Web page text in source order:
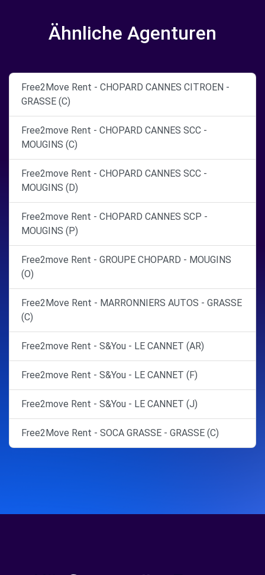
Ähnliche Agenturen
Free2Move Rent - CHOPARD CANNES CITROEN -
GRASSE (C)
Free2move Rent - CHOPARD CANNES SCC -
MOUGINS (C)
Free2move Rent - CHOPARD CANNES SCC -
MOUGINS (D)
Free2move Rent - CHOPARD CANNES SCP -
MOUGINS (P)
Free2move Rent - GROUPE CHOPARD - MOUGINS
(O)
Free2Move Rent - MARRONNIERS AUTOS - GRASSE
(C)
Free2move Rent - S&You - LE CANNET (AR)
Free2move Rent - S&You - LE CANNET (F)
Free2move Rent - S&You - LE CANNET (J)
Free2Move Rent - SOCA GRASSE - GRASSE (C)